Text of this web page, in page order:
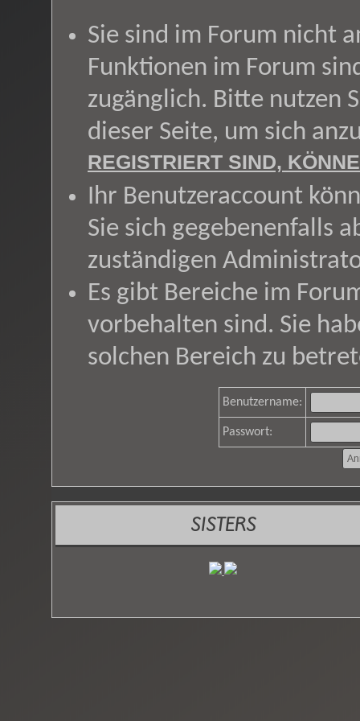
Sie sind im Forum nicht
Funktionen im Forum
zugänglich. Bitte nutzen
dieser Seite, um sich
REGISTRIERT SIND,
Ihr Benutzeraccount
Sie sich gegebenenfalls
zuständigen
Es gibt Bereiche im
vorbehalten sind. Sie
solchen Bereich zu
Benutzername:
Passwort:
SISTERS